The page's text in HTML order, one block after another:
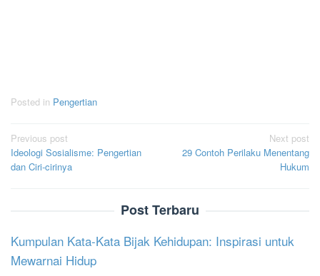
Posted in Pengertian
Post
navigation
Previous post
Ideologi Sosialisme: Pengertian
dan Ciri-cirinya
Next post
29 Contoh Perilaku Menentang
Hukum
Post Terbaru
Kumpulan Kata-Kata Bijak Kehidupan: Inspirasi untuk
Mewarnai Hidup